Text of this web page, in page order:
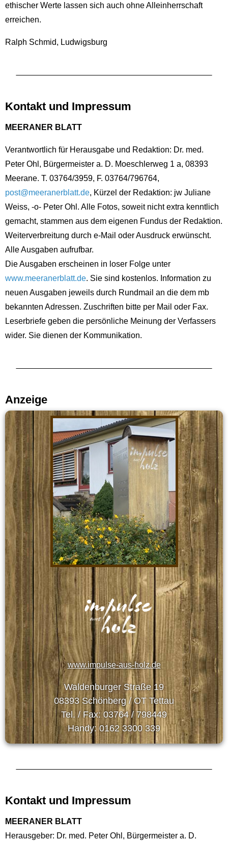
ethischer Werte lassen sich auch ohne Alleinherrschaft
erreichen.
Ralph Schmid, Ludwigsburg
Kontakt und Impressum
MEERANER BLATT
Verantwortlich für Herausgabe und Redaktion: Dr. med.
Peter Ohl, Bürgermeister a. D. Moeschlerweg 1 a, 08393
Meerane. T. 03764/3959, F. 03764/796764,
post@meeranerblatt.de, Kürzel der Redaktion: jw Juliane
Weiss, -o- Peter Ohl. Alle Fotos, soweit nicht extra kenntlich
gemacht, stammen aus dem eigenen Fundus der Redaktion.
Weiterverbreitung durch e-Mail oder Ausdruck erwünscht.
Alle Ausgaben aufrufbar.
Die Ausgaben erscheinen in loser Folge unter
www.meeranerblatt.de. Sie sind kostenlos. Information zu
neuen Ausgaben jeweils durch Rundmail an die dem mb
bekannten Adressen. Zuschriften bitte per Mail oder Fax.
Leserbriefe geben die persönliche Meinung der Verfassers
wider. Sie dienen der Kommunikation.
Anzeige
www.impulse-aus-holz.de
Waldenburger Straße 19
08393 Schönberg / OT Tettau
Tel. / Fax: 03764 / 798449
Handy: 0162 3300 339
Kontakt und Impressum
MEERANER BLATT
Herausgeber: Dr. med. Peter Ohl, Bürgermeister a. D.